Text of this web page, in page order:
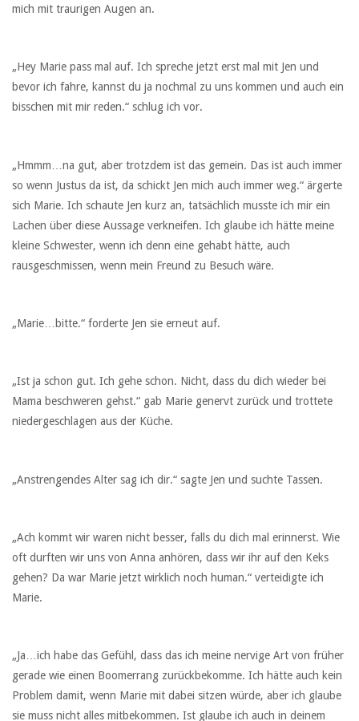
mich mit traurigen Augen an.
„Hey Marie pass mal auf. Ich spreche jetzt erst mal mit Jen und
bevor ich fahre, kannst du ja nochmal zu uns kommen und auch ein
bisschen mit mir reden.“ schlug ich vor.
„Hmmm…na gut, aber trotzdem ist das gemein. Das ist auch immer
so wenn Justus da ist, da schickt Jen mich auch immer weg.“ ärgerte
sich Marie. Ich schaute Jen kurz an, tatsächlich musste ich mir ein
Lachen über diese Aussage verkneifen. Ich glaube ich hätte meine
kleine Schwester, wenn ich denn eine gehabt hätte, auch
rausgeschmissen, wenn mein Freund zu Besuch wäre.
„Marie…bitte.“ forderte Jen sie erneut auf.
„Ist ja schon gut. Ich gehe schon. Nicht, dass du dich wieder bei
Mama beschweren gehst.“ gab Marie genervt zurück und trottete
niedergeschlagen aus der Küche.
„Anstrengendes Alter sag ich dir.“ sagte Jen und suchte Tassen.
„Ach kommt wir waren nicht besser, falls du dich mal erinnerst. Wie
oft durften wir uns von Anna anhören, dass wir ihr auf den Keks
gehen? Da war Marie jetzt wirklich noch human.“ verteidigte ich
Marie.
„Ja…ich habe das Gefühl, dass das ich meine nervige Art von früher
gerade wie einen Boomerrang zurückbekomme. Ich hätte auch kein
Problem damit, wenn Marie mit dabei sitzen würde, aber ich glaube
sie muss nicht alles mitbekommen. Ist glaube ich auch in deinem